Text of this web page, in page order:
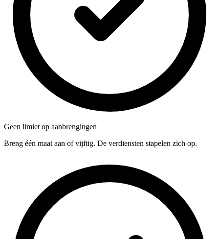
Geen limiet op aanbrengingen
Breng één maat aan of vijftig. De verdiensten stapelen zich op.